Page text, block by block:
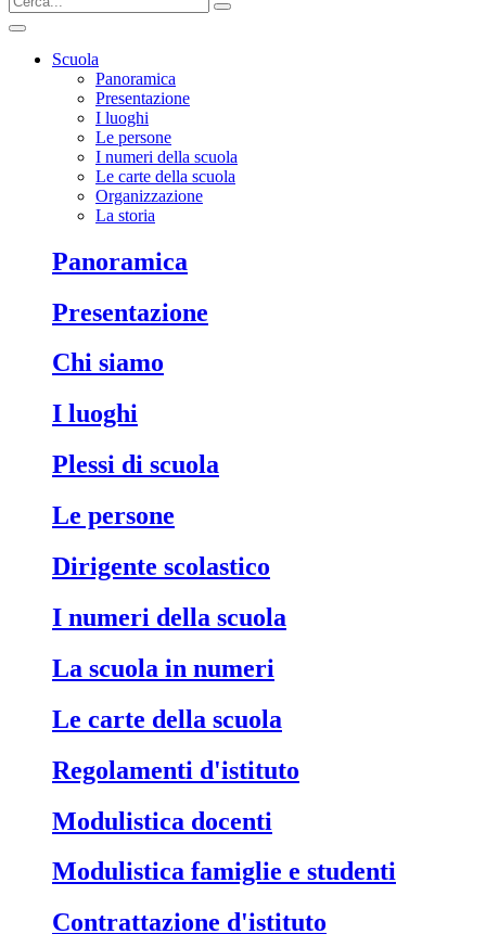
Scuola
Panoramica
Presentazione
I luoghi
Le persone
I numeri della scuola
Le carte della scuola
Organizzazione
La storia
Panoramica
Presentazione
Chi siamo
I luoghi
Plessi di scuola
Le persone
Dirigente scolastico
I numeri della scuola
La scuola in numeri
Le carte della scuola
Regolamenti d'istituto
Modulistica docenti
Modulistica famiglie e studenti
Contrattazione d'istituto